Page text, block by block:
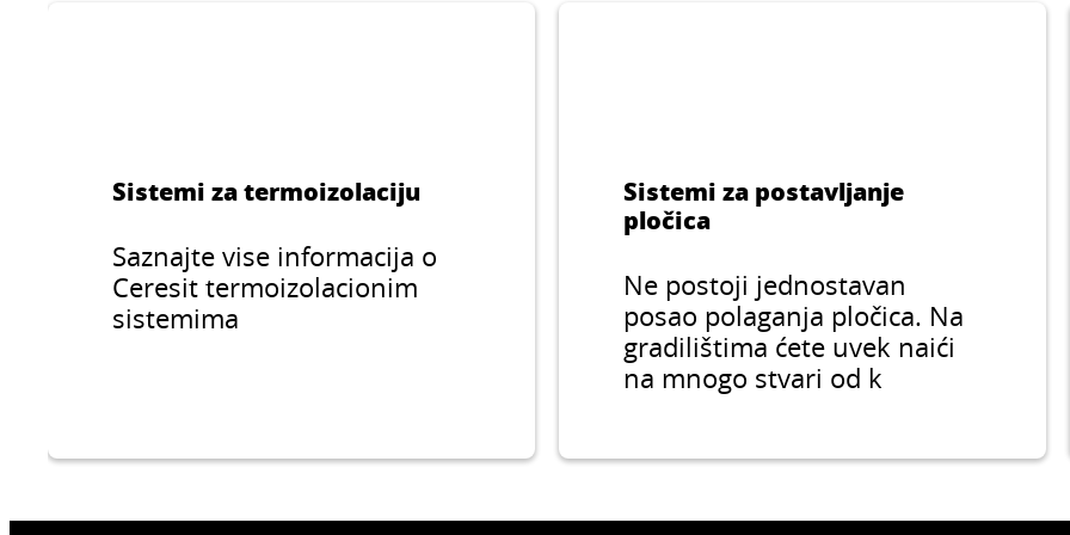
Sistemi za termoizolaciju
Saznajte vise informacija o
Ceresit termoizolacionim
sistemima
Sistemi za postavljanje
pločica
Ne postoji jednostavan
posao polaganja pločica. Na
gradilištima ćete uvek naići
na mnogo stvari od k